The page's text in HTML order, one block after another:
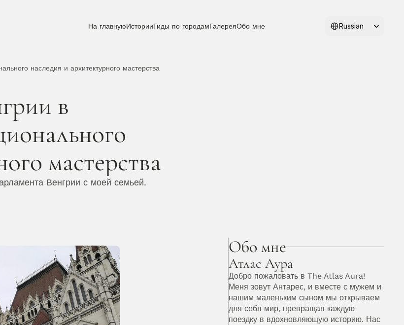
На главную Обо мне
Гиды по городам
Истории Галерея Russian
наследия и архитектурного мастерства
в
мастерства
Венгрии с моей семьей.
Обо мне
Атлас Аура
Добро пожаловать в The Atlas Aura!
Меня зовут Антарес, и вместе с мужем и
нашим маленьким сыном мы открываем
для себя мир, превращая каждую
поездку в вдохновляющую историю. Нас